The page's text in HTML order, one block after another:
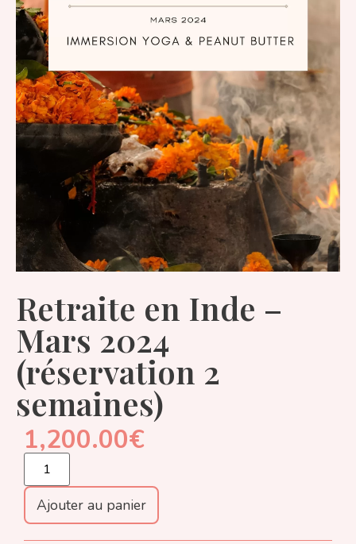
Retraite en Inde –
Mars 2024
(réservation 2
semaines)
1,200.00€
Ajouter au panier